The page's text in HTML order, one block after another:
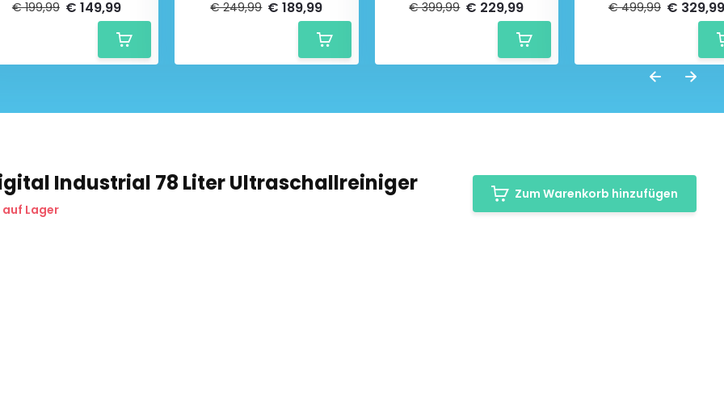
€ 199,99 € 149,99
€ 249,99 € 189,99
€ 399,99 € 229,99
€ 499,99 € 329,99
Industrial 78 Liter Ultraschallreiniger
Lager
Zum Warenkorb hinzufügen